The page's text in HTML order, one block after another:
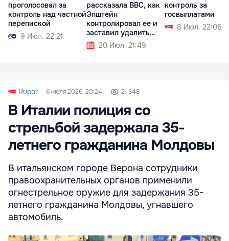
проголосовал за
контроль над частной
перепиской
9 Июл. 22:21
рассказала BBC, как
Эпштейн
контролировал ее и
заставил удалить
татуировку
20 Июл. 21:49
контроль за
госвыплатами
8 Июл. 22:06
Rupor 6 июля 2026, 20:24 21 348
В Италии полиция со
стрельбой задержала 35-
летнего гражданина Молдовы
В итальянском городе Верона сотрудники
правоохранительных органов применили
огнестрельное оружие для задержания 35-
летнего гражданина Молдовы, угнавшего
автомобиль.